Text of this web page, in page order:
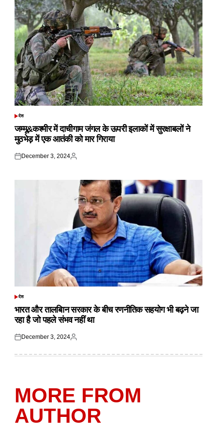
POSTED
देश
जम्मू&कश्मीर में दाचीगाम जंगल के ऊपरी इलाकों में सुरक्षाबलों ने
मुठभेड़ में एक आतंकी को मार गिराया
Posted
December 3, 2024
Posted
POSTED
देश
भारत और तालबिान सरकार के बीच रणनीतिक सहयोग भी बढ़ने जा
रहा है जो पहले संभव नहीं था
Posted
December 3, 2024
Posted
MORE FROM
AUTHOR